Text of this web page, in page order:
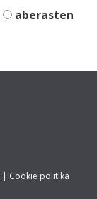
aberasten
| Cookie politika